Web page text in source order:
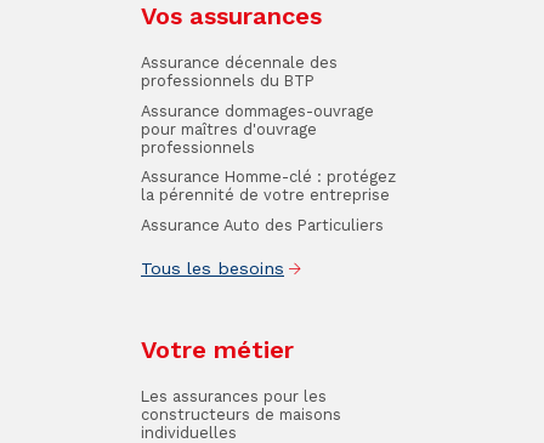
Vos assurances
Assurance décennale des
professionnels du BTP
Assurance dommages-ouvrage
pour maîtres d'ouvrage
professionnels
Assurance Homme-clé : protégez
la pérennité de votre entreprise
Assurance Auto des Particuliers
Tous les besoins
Votre métier
Les assurances pour les
constructeurs de maisons
individuelles